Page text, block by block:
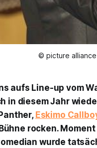
© picture alliance
aufs Line-up vom
in diesem Jahr
Eskimo
rocken.
wurde